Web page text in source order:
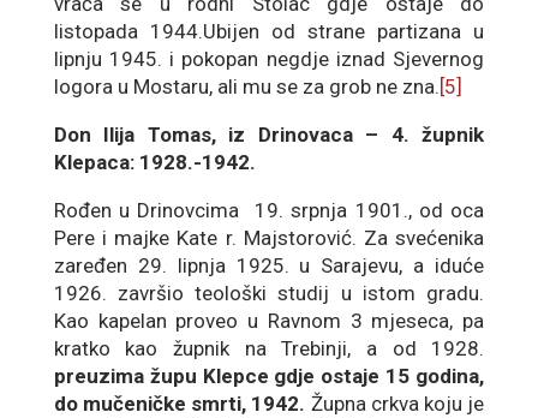
listopada 1944.Ubijen od strane partizana u
lipnju 1945. i pokopan negdje iznad Sjevernog
logora u Mostaru, ali mu se za grob ne zna. [5]
Don Ilija Tomas, iz Drinovaca – 4. župnik
Klepaca: 1928.-1942.
Rođen u Drinovcima 19. srpnja 1901., od oca
Pere i majke Kate r. Majstorović. Za svećenika
zaređen 29. lipnja 1925. u Sarajevu, a iduće
1926. završio teološki studij u istom gradu.
Kao kapelan proveo u Ravnom 3 mjeseca, pa
kratko kao župnik na Trebinji, a od 1928.
preuzima župu Klepce gdje ostaje 15 godina,
do mučeničke smrti, 1942. Župna crkva koju je